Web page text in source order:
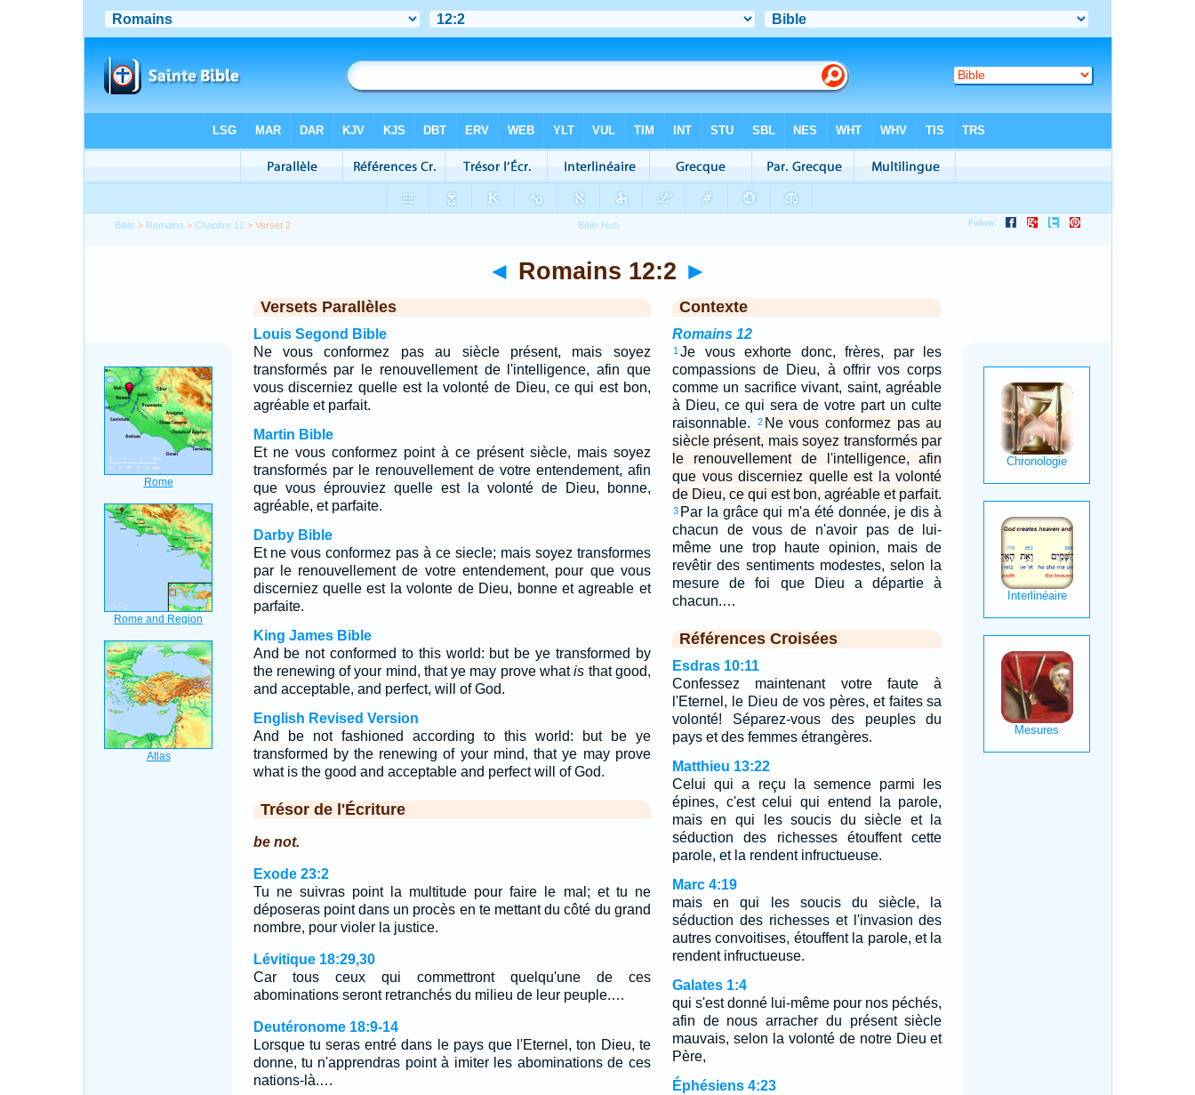
Bible > Romains >Chapitre 12 > Verset 2
◄ Romains 12:2 ►
Versets Parallèles
Louis Segond Bible
Ne vous conformez pas au siècle présent, mais soyez
transformés par le renouvellement de l'intelligence, afin que
vous discerniez quelle est la volonté de Dieu, ce qui est bon,
agréable et parfait.
Martin Bible
Et ne vous conformez point à ce présent siècle, mais soyez
transformés par le renouvellement de votre entendement, afin
que vous éprouviez quelle est la volonté de Dieu, bonne,
agréable, et parfaite.
Darby Bible
Et ne vous conformez pas à ce siecle; mais soyez transformes
par le renouvellement de votre entendement, pour que vous
discerniez quelle est la volonte de Dieu, bonne et agreable et
parfaite.
King James Bible
And be not conformed to this world: but be ye transformed by
the renewing of your mind, that ye may prove whatis that good,
and acceptable, and perfect, will of God.
English Revised Version
And be not fashioned according to this world: but be ye
transformed by the renewing of your mind, that ye may prove
what is the good and acceptable and perfect will of God.
Trésor de l'Écriture
be not.
Exode 23:2
Tu ne suivras point la multitude pour faire le mal; et tu ne
déposeras point dans un procès en te mettant du côté du grand
nombre, pour violer la justice.
Lévitique 18:29,30
Car tous ceux qui commettront quelqu'une de ces
abominations seront retranchés du milieu de leur peuple.…
Deutéronome 18:9-14
Lorsque tu seras entré dans le pays que l'Eternel, ton Dieu, te
donne, tu n'apprendras point à imiter les abominations de ces
nations-là.…
Contexte
Romains 12
1 Je vous exhorte donc, frères, par les
compassions de Dieu, à offrir vos corps
comme un sacrifice vivant, saint, agréable
à Dieu, ce qui sera de votre part un culte
raisonnable.
2 Ne vous conformez pas au
siècle présent, mais soyez transformés par
le renouvellement de l'intelligence, afin
que vous discerniez quelle est la volonté
de Dieu, ce qui est bon, agréable et parfait.
3 Par la grâce qui m'a été donnée, je dis à
chacun de vous de n'avoir pas de lui-
même une trop haute opinion, mais de
revêtir des sentiments modestes, selon la
mesure de foi que Dieu a départie à
chacun.…
Références Croisées
Esdras 10:11
Confessez maintenant votre faute à
l'Eternel, le Dieu de vos pères, et faites sa
volonté! Séparez-vous des peuples du
pays et des femmes étrangères.
Matthieu 13:22
Celui qui a reçu la semence parmi les
épines, c'est celui qui entend la parole,
mais en qui les soucis du siècle et la
séduction des richesses étouffent cette
parole, et la rendent infructueuse.
Marc 4:19
mais en qui les soucis du siècle, la
séduction des richesses et l'invasion des
autres convoitises, étouffent la parole, et la
rendent infructueuse.
Galates 1:4
qui s'est donné lui-même pour nos péchés,
afin de nous arracher du présent siècle
mauvais, selon la volonté de notre Dieu et
Père,
Éphésiens 4:23